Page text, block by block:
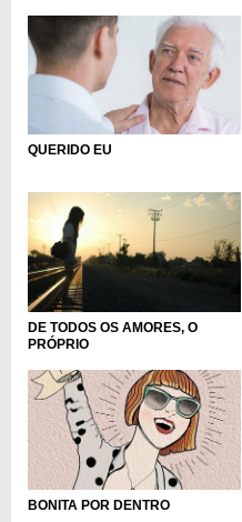
QUERIDO EU
DE TODOS OS AMORES, O
PRÓPRIO
BONITA POR DENTRO